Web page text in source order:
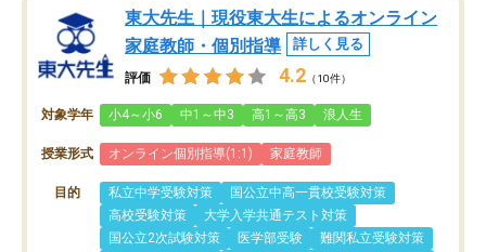
東大先生｜現役東大生によるオンライン
家庭教師・個別指導
詳しく見る
評価 4.2 （10件）
対象学年 小4～小6 中1～中3 高1～高3 浪人生
授業形式 オンライン個別指導(1:1) 家庭教師
目的 私立中学受験対策
国公立中高一貫校受験対策
高校受験対策
大学入学共通テスト対策
国公立2次試験対策
医学部受験
難関私立受験対策